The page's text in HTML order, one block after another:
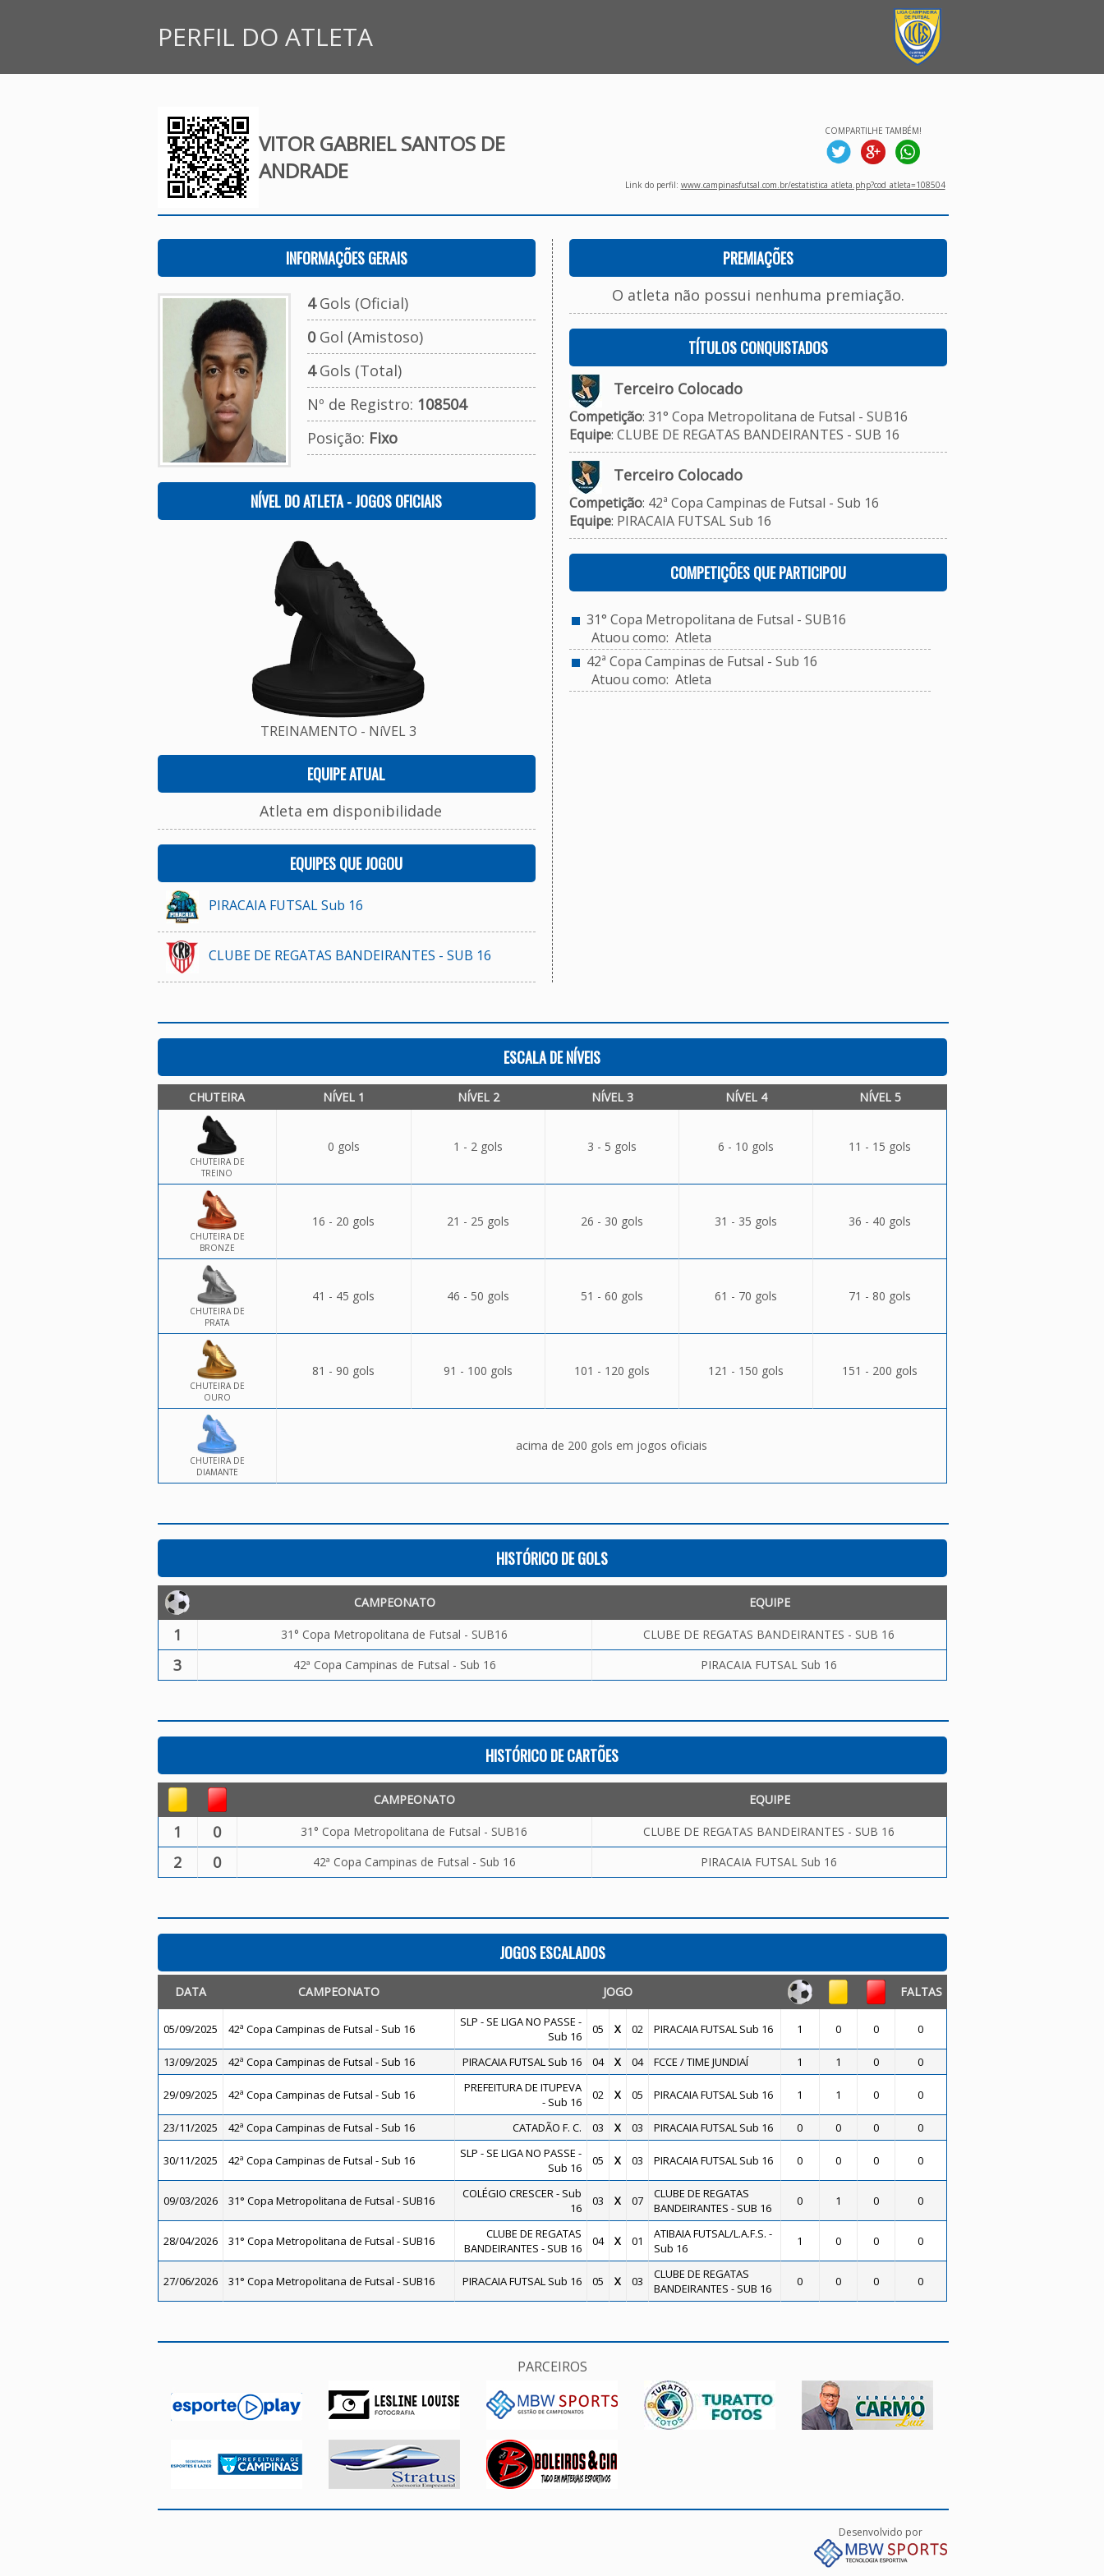
PERFIL DO ATLETA
VITOR GABRIEL SANTOS DE
ANDRADE
COMPARTILHE TAMBÉM!
Link do perfil: www.campinasfutsal.com.br/estatistica_atleta.php?cod_atleta=108504
INFORMAÇÕES GERAIS
4Gols (Oficial)
0Gol (Amistoso)
4Gols (Total)
Nº de Registro: 108504
Posição: Fixo
NÍVEL DO ATLETA - JOGOS OFICIAIS
TREINAMENTO - NíVEL 3
EQUIPE ATUAL
Atleta em disponibilidade
EQUIPES QUE JOGOU
PIRACAIA FUTSAL Sub 16
CLUBE DE REGATAS BANDEIRANTES - SUB 16
PREMIAÇÕES
O atleta não possui nenhuma premiação.
TÍTULOS CONQUISTADOS
Terceiro Colocado
Competição: 31° Copa Metropolitana de Futsal - SUB16
Equipe: CLUBE DE REGATAS BANDEIRANTES - SUB 16
Terceiro Colocado
Competição: 42ª Copa Campinas de Futsal - Sub 16
Equipe: PIRACAIA FUTSAL Sub 16
COMPETIÇÕES QUE PARTICIPOU
31° Copa Metropolitana de Futsal - SUB16
Atuou como: Atleta
42ª Copa Campinas de Futsal - Sub 16
Atuou como: Atleta
ESCALA DE NÍVEIS
CHUTEIRA NÍVEL 1 NÍVEL 2 NÍVEL 3 NÍVEL 4 NÍVEL 5
CHUTEIRA DE
TREINO
0 gols 1 - 2 gols 3 - 5 gols 6 - 10 gols 11 - 15 gols
CHUTEIRA DE
BRONZE
16 - 20 gols 21 - 25 gols 26 - 30 gols 31 - 35 gols 36 - 40 gols
CHUTEIRA DE
PRATA
41 - 45 gols 46 - 50 gols 51 - 60 gols 61 - 70 gols 71 - 80 gols
CHUTEIRA DE
OURO
81 - 90 gols 91 - 100 gols 101 - 120 gols 121 - 150 gols 151 - 200 gols
CHUTEIRA DE
DIAMANTE
acima de 200 gols em jogos oficiais
HISTÓRICO DE GOLS
CAMPEONATO EQUIPE
1 31° Copa Metropolitana de Futsal - SUB16 CLUBE DE REGATAS BANDEIRANTES - SUB 16
3 42ª Copa Campinas de Futsal - Sub 16 PIRACAIA FUTSAL Sub 16
HISTÓRICO DE CARTÕES
CAMPEONATO EQUIPE
1 0 31° Copa Metropolitana de Futsal - SUB16 CLUBE DE REGATAS BANDEIRANTES - SUB 16
2 0 42ª Copa Campinas de Futsal - Sub 16 PIRACAIA FUTSAL Sub 16
JOGOS ESCALADOS
DATA CAMPEONATO JOGO FALTAS
05/09/2025 42ª Copa Campinas de Futsal - Sub 16
SLP - SE LIGA NO PASSE -
Sub 16
05 X 02 PIRACAIA FUTSAL Sub 16 1 0 0 0
13/09/2025 42ª Copa Campinas de Futsal - Sub 16 PIRACAIA FUTSAL Sub 16 04 X 04 FCCE / TIME JUNDIAÍ 1 1 0 0
29/09/2025 42ª Copa Campinas de Futsal - Sub 16
PREFEITURA DE ITUPEVA
- Sub 16
02 X 05 PIRACAIA FUTSAL Sub 16 1 1 0 0
23/11/2025 42ª Copa Campinas de Futsal - Sub 16 CATADÃO F. C. 03 X 03 PIRACAIA FUTSAL Sub 16 0 0 0 0
30/11/2025 42ª Copa Campinas de Futsal - Sub 16
SLP - SE LIGA NO PASSE -
Sub 16
05 X 03 PIRACAIA FUTSAL Sub 16 0 0 0 0
09/03/2026 31° Copa Metropolitana de Futsal - SUB16
COLÉGIO CRESCER - Sub
16
03 X 07
CLUBE DE REGATAS
BANDEIRANTES - SUB 16
0 1 0 0
28/04/2026 31° Copa Metropolitana de Futsal - SUB16
CLUBE DE REGATAS
BANDEIRANTES - SUB 16
04 X 01
ATIBAIA FUTSAL/L.A.F.S. -
Sub 16
1 0 0 0
27/06/2026 31° Copa Metropolitana de Futsal - SUB16 PIRACAIA FUTSAL Sub 16 05 X 03
CLUBE DE REGATAS
BANDEIRANTES - SUB 16
0 0 0 0
PARCEIROS
Desenvolvido por